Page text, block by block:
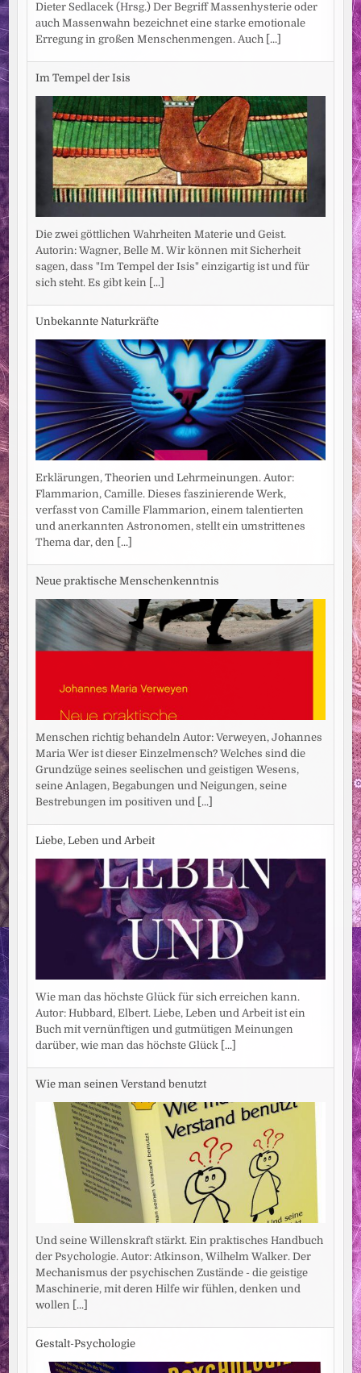
Dieter Sedlacek (Hrsg.) Der Begriff Massenhysterie oder
auch Massenwahn bezeichnet eine starke emotionale
Erregung in großen Menschenmengen. Auch [...]
Im Tempel der Isis
Die zwei göttlichen Wahrheiten Materie und Geist.
Autorin: Wagner, Belle M. Wir können mit Sicherheit
sagen, dass "Im Tempel der Isis" einzigartig ist und für
sich steht. Es gibt kein [...]
Unbekannte Naturkräfte
Erklärungen, Theorien und Lehrmeinungen. Autor:
Flammarion, Camille. Dieses faszinierende Werk,
verfasst von Camille Flammarion, einem talentierten
und anerkannten Astronomen, stellt ein umstrittenes
Thema dar, den [...]
Neue praktische Menschenkenntnis
Menschen richtig behandeln Autor: Verweyen, Johannes
Maria Wer ist dieser Einzelmensch? Welches sind die
Grundzüge seines seelischen und geistigen Wesens,
seine Anlagen, Begabungen und Neigungen, seine
Bestrebungen im positiven und [...]
Liebe, Leben und Arbeit
Wie man das höchste Glück für sich erreichen kann.
Autor: Hubbard, Elbert. Liebe, Leben und Arbeit ist ein
Buch mit vernünftigen und gutmütigen Meinungen
darüber, wie man das höchste Glück [...]
Wie man seinen Verstand benutzt
Und seine Willenskraft stärkt. Ein praktisches Handbuch
der Psychologie. Autor: Atkinson, Wilhelm Walker. Der
Mechanismus der psychischen Zustände - die geistige
Maschinerie, mit deren Hilfe wir fühlen, denken und
wollen [...]
Gestalt-Psychologie